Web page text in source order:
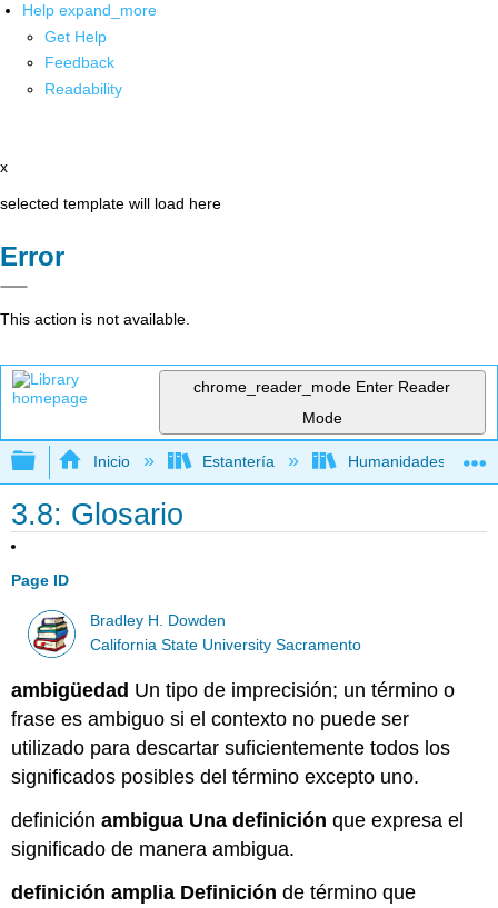
Help expand_more
Get Help
Feedback
Readability
x
selected template will load here
Error
This action is not available.
chrome_reader_mode Enter Reader
Mode
Expandir/contraer jerarquía global
Inicio Estantería Humanidades
3.8: Glosario
Page ID
Bradley H. Dowden
California State University Sacramento
ambigüedad Un tipo de imprecisión; un término o
frase es ambiguo si el contexto no puede ser
utilizado para descartar suficientemente todos los
significados posibles del término excepto uno.
definiciónambigua Una definición que expresa el
significado de manera ambigua.
definición amplia Definición de término que